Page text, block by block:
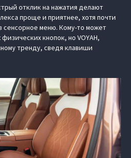
отклик на нажатия делают
проще и приятнее, хотя почти
меню. Кому-то может
кнопок, но VOYAH,
тренду, сведя клавиши